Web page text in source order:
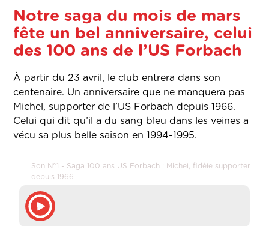
Notre saga du mois de mars
fête un bel anniversaire, celui
des 100 ans de l’US Forbach
À partir du 23 avril, le club entrera dans son
centenaire. Un anniversaire que ne manquera pas
Michel, supporter de l’US Forbach depuis 1966.
Celui qui dit qu’il a du sang bleu dans les veines a
vécu sa plus belle saison en 1994-1995.
Son N°1 - Saga 100 ans US Forbach : Michel, fidèle supporter
depuis 1966